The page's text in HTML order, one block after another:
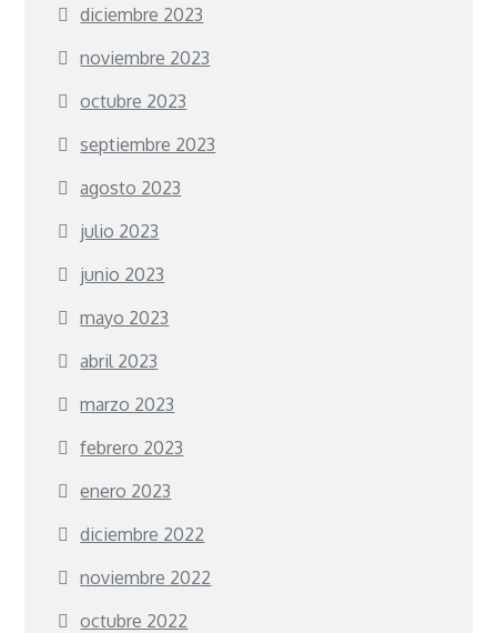
diciembre 2023
noviembre 2023
octubre 2023
septiembre 2023
agosto 2023
julio 2023
junio 2023
mayo 2023
abril 2023
marzo 2023
febrero 2023
enero 2023
diciembre 2022
noviembre 2022
octubre 2022